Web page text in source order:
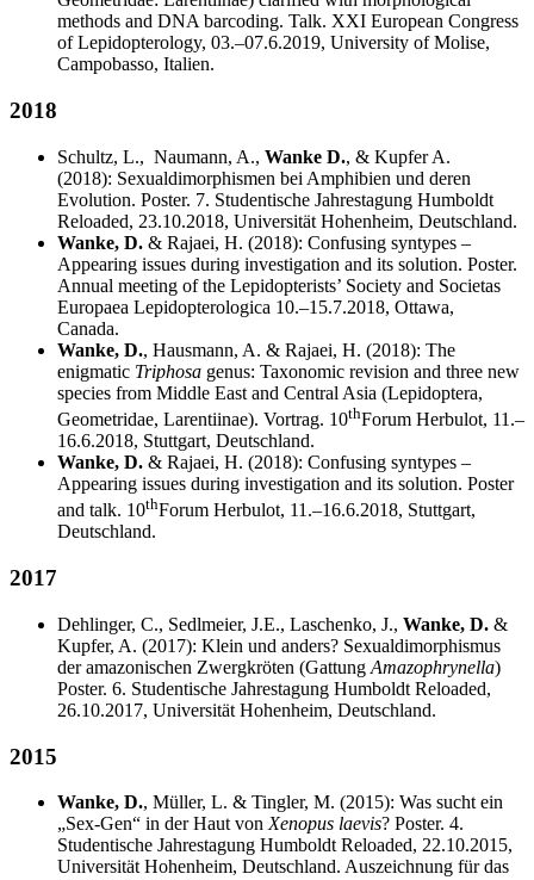
methods and DNA barcoding. Talk. XXI European Congress
of Lepidopterology, 03.–07.6.2019, University of Molise,
Campobasso, Italien.
2018
Schultz, L., Naumann, A., Wanke D., & Kupfer A.
(2018): Sexualdimorphismen bei Amphibien und deren
Evolution. Poster. 7. Studentische Jahrestagung Humboldt
Reloaded, 23.10.2018, Universität Hohenheim, Deutschland.
Wanke, D. & Rajaei, H. (2018): Confusing syntypes –
Appearing issues during investigation and its solution. Poster.
Annual meeting of the Lepidopterists’ Society and Societas
Europaea Lepidopterologica 10.–15.7.2018, Ottawa,
Canada.
Wanke, D., Hausmann, A. & Rajaei, H. (2018): The
enigmatic Triphosa genus: Taxonomic revision and three new
species from Middle East and Central Asia (Lepidoptera,
Geometridae, Larentiinae). Vortrag. 10thForum Herbulot, 11.–
16.6.2018, Stuttgart, Deutschland.
Wanke, D. & Rajaei, H. (2018): Confusing syntypes –
Appearing issues during investigation and its solution. Poster
and talk. 10thForum Herbulot, 11.–16.6.2018, Stuttgart,
Deutschland.
2017
Dehlinger, C., Sedlmeier, J.E., Laschenko, J., Wanke, D. &
Kupfer, A. (2017): Klein und anders? Sexualdimorphismus
der amazonischen Zwergkröten (Gattung Amazophrynella)
Poster. 6. Studentische Jahrestagung Humboldt Reloaded,
26.10.2017, Universität Hohenheim, Deutschland.
2015
Wanke, D., Müller, L. & Tingler, M. (2015): Was sucht ein
„Sex-Gen“ in der Haut von Xenopus laevis? Poster. 4.
Studentische Jahrestagung Humboldt Reloaded, 22.10.2015,
Universität Hohenheim, Deutschland. Auszeichnung für das